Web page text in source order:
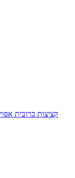
קציצות כרובית